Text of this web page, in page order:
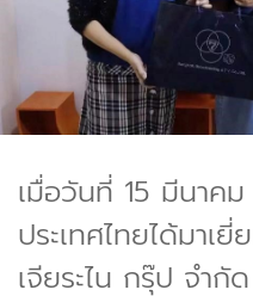
เมื่อวันที่ 15 มีนาค
ประเทศไทยได้มาเ
เจียระไน กรุ๊ป จำกั